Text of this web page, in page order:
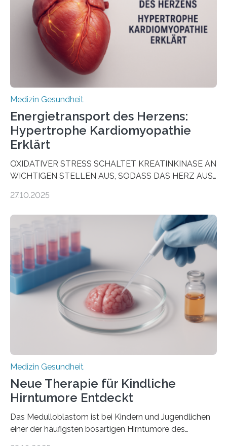
wirken. Dabei wurde ein Eiweiß identifiziert, das künftig
als Biomarker für die Wahl der passenden Therapie
dienen könnte. Darmkrebs zählt weltweit zu den
häufigsten Krebsarten und stellt…
Medizin Gesundheit
Energietransport des Herzens:
Hypertrophe Kardiomyopathie
Erklärt
OXIDATIVER STRESS SCHALTET KREATINKINASE AN
WICHTIGEN STELLEN AUS, SODASS DAS HERZ AUS
aus dem Deutschen Zentrum für Herzinsuffizienz
im Journal Circulation, warum der Energietransport bei
der Hypertrophen Kardiomyopathie (HCM) versagen
kann und wie sich durch eine Verringerung der
Herzbelastung und des oxidativen Stresses
Rhythmusstörungen reduzieren lassen. Würzburg. Die
hypertrophe Kardiomyopathie (HCM) ist die häufigste
erblich bedingte Herzerkrankung. Sie führt dazu, dass
sich die linke Herzkammer verdickt, der Herzmuskel zu
stark kontrahiert…
27.10.2025
Medizin Gesundheit
Neue Therapie für Kindliche
Hirntumore Entdeckt
Das Medulloblastom ist bei Kindern und Jugendlichen
einer der häufigsten bösartigen Hirntumore des